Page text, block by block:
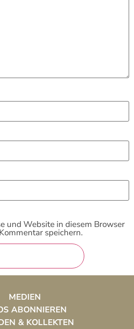
und Website in diesem Browser
speichern.
MEDIEN
ABONNIEREN
& KOLLEKTEN